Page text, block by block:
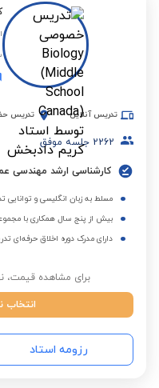
تدریس آنلاین تدریس
2262 جلسه موفق
مسلط به زبان انگلیسی و
بیش از پنج سال همکاری با
دارای مدرک دوره اخلاق حرفه‌ای
برای مشاهده قیمت،
رزومه استاد